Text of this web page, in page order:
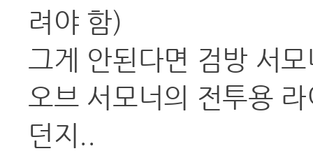
려야 함)
그게 안된다면 검방 서
오브 서모너의 전투용
던지..